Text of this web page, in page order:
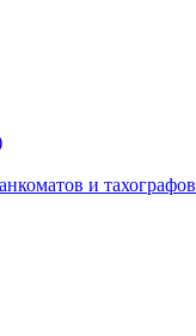
и тахографов